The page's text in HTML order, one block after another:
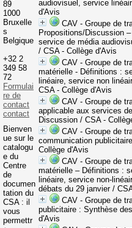
audiovisuel, service
d'Avis
CAV - Groupe de
Propositions/Discussion
service de média
/ CSA - Collège d'Avis
CAV - Groupe de
matérielle - Définitions :
linéaire, service non
CSA - Collège d'Avis
CAV - Groupe de
applicable aux services
Discussion/ CSA -
CAV - Groupe de
communication
Collège d'Avis
CAV - Groupe de
matérielle – Définitions :
linéaire, service non-
débats du 29 janvier/
CAV - Groupe de
publicitaire : Synthèse
d'Avis
89
1000
Bruxelle
s
Belgique
+32 2
349 58
72
Formulai
re de
contact
contact
Bienven
ue sur le
catalogu
e du
Centre
de
documen
tation du
CSA : il
vous
permettr